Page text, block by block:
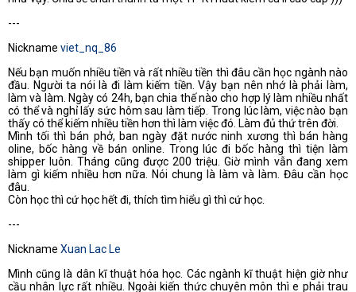
---
Nickname viet_nq_86
Nếu bạn muốn nhiều tiền và rất nhiều tiền thì đâu cần học ngành nào
đầu. Người ta nói là đi làm kiếm tiền. Vậy bạn nên nhớ là phải làm,
làm và làm. Ngày có 24h, bạn chia thế nào cho hợp lý làm nhiều nhất
có thể và nghỉ lấy sức hôm sau làm tiếp. Trong lúc làm, việc nào bạn
thấy có thể kiếm nhiều tiền hơn thì làm việc đó. Làm đủ thứ trên đời.
Mình tối thì bán phở, ban ngày đặt nước ninh xương thì bán hàng
oline, bốc hàng về bán online. Trong lúc đi bốc hàng thì tiện làm
shipper luôn. Tháng cũng được 200 triệu. Giờ mình vẫn đang xem
làm gì kiếm nhiều hơn nữa. Nói chung là làm và làm. Đâu cần học
đâu.
Còn học thì cứ học hết đi, thích tìm hiểu gì thì cứ học.
---
Nickname Xuan Lac Le
Mình cũng là dân kĩ thuật hóa học. Các ngành kĩ thuật hiện giờ như
cầu nhân lực rất nhiều. Ngoài kiến thức chuyên môn thì e phải trau